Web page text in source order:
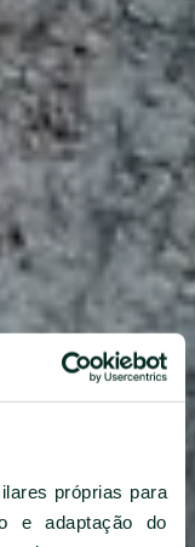
próprias para
e adaptação do